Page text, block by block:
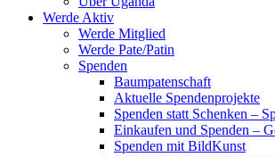
Werde Aktiv
Werde Mitglied
Werde Pate/Patin
Spenden
Baumpatenschaft
Aktuelle Spendenprojekte
Spenden statt Schenken –
Einkaufen und Spenden –
Spenden mit BildKunst